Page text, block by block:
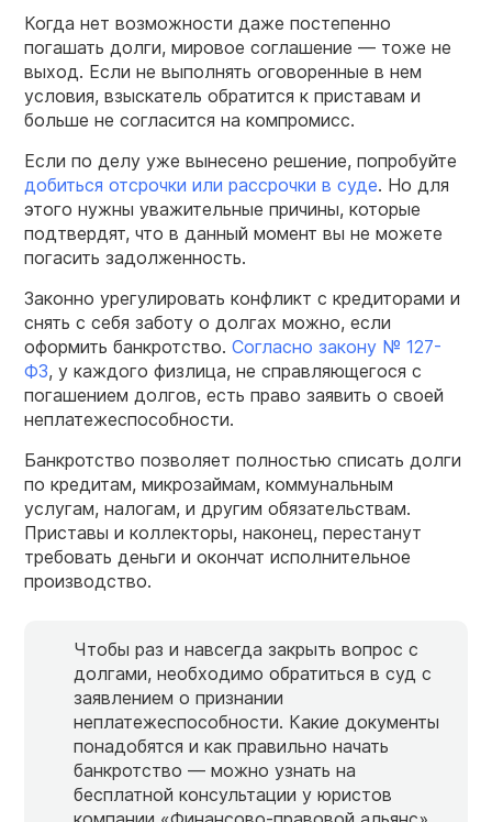
Когда нет возможности даже постепенно
погашать долги, мировое соглашение — тоже не
выход. Если не выполнять оговоренные в нем
условия, взыскатель обратится к приставам и
больше не согласится на компромисс.
Если по делу уже вынесено решение, попробуйте
добиться отсрочки или рассрочки в суде. Но для
этого нужны уважительные причины, которые
подтвердят, что в данный момент вы не можете
погасить задолженность.
Законно урегулировать конфликт с кредиторами и
снять с себя заботу о долгах можно, если
оформить банкротство. Согласно закону № 127-
ФЗ, у каждого физлица, не справляющегося с
погашением долгов, есть право заявить о своей
неплатежеспособности.
Банкротство позволяет полностью списать долги
по кредитам, микрозаймам, коммунальным
услугам, налогам, и другим обязательствам.
Приставы и коллекторы, наконец, перестанут
требовать деньги и окончат исполнительное
производство.
Чтобы раз и навсегда закрыть вопрос с
долгами, необходимо обратиться в суд с
заявлением о признании
неплатежеспособности. Какие документы
понадобятся и как правильно начать
банкротство — можно узнать на
бесплатной консультации у юристов